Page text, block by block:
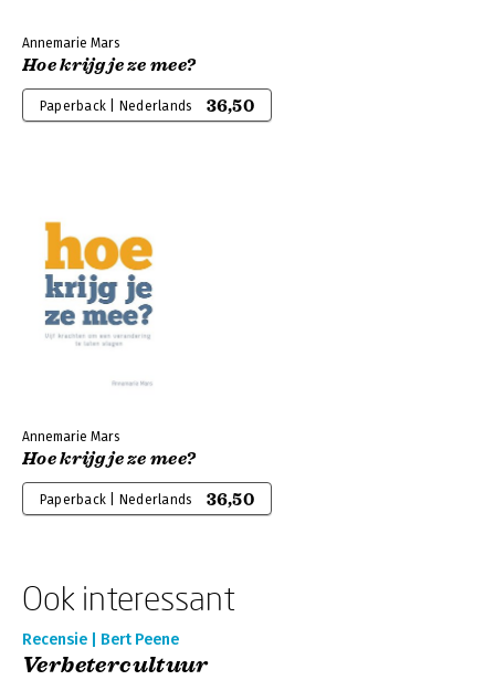
Annemarie Mars
Hoe krijg je ze mee?
Paperback | Nederlands 36,50
Annemarie Mars
Hoe krijg je ze mee?
Paperback | Nederlands 36,50
Ook interessant
Recensie | Bert Peene
Verbetercultuur